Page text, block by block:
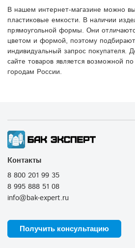
В нашем интернет-магазине можно
пластиковые емкости. В наличии
прямоугольной формы. Они
цветом и формой, поэтому
индивидуальный запрос покупателя.
сайте товаров является возможной
городам России.
Контакты
8 800 201 99 35
8 995 888 51 08
info@bak-expert.ru
Получить консультацию